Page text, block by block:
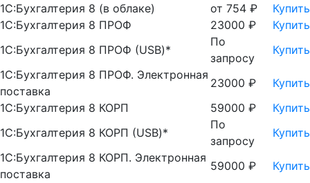
1С:Бухгалтерия 8 (в облаке)
от 754 ₽
Купить
1С:Бухгалтерия 8 ПРОФ
23000 ₽
Купить
1С:Бухгалтерия 8 ПРОФ (USB)*
По
запросу
Купить
1С:Бухгалтерия 8 ПРОФ. Электронная
поставка
23000 ₽
Купить
1С:Бухгалтерия 8 КОРП
59000 ₽
Купить
1С:Бухгалтерия 8 КОРП (USB)*
По
запросу
Купить
1С:Бухгалтерия 8 КОРП. Электронная
поставка
59000 ₽
Купить